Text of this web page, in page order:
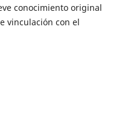
conocimiento original
vinculación con el